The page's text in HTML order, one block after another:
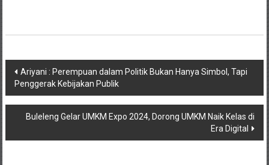
Navigasi
pos
Ariyani : Perempuan dalam Politik Bukan Hanya Simbol, Tapi
Penggerak Kebijakan Publik
Buleleng Gelar UMKM Expo 2024, Dorong UMKM Naik Kelas di
Era Digital